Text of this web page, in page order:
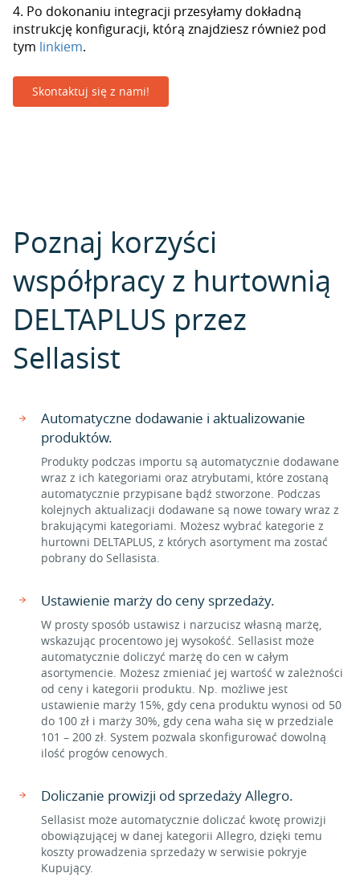
4. Po dokonaniu integracji przesyłamy dokładną
instrukcję konfiguracji, którą znajdziesz również pod
tym linkiem.
Skontaktuj się z nami!
Poznaj korzyści
współpracy z hurtownią
DELTAPLUS przez
Sellasist
Automatyczne dodawanie i aktualizowanie
produktów.
Produkty podczas importu są automatycznie dodawane
wraz z ich kategoriami oraz atrybutami, które zostaną
automatycznie przypisane bądź stworzone. Podczas
kolejnych aktualizacji dodawane są nowe towary wraz z
brakującymi kategoriami. Możesz wybrać kategorie z
hurtowni DELTAPLUS, z których asortyment ma zostać
pobrany do Sellasista.
Ustawienie marży do ceny sprzedaży.
W prosty sposób ustawisz i narzucisz własną marżę,
wskazując procentowo jej wysokość. Sellasist może
automatycznie doliczyć marżę do cen w całym
asortymencie. Możesz zmieniać jej wartość w zależności
od ceny i kategorii produktu. Np. możliwe jest
ustawienie marży 15%, gdy cena produktu wynosi od 50
do 100 zł i marży 30%, gdy cena waha się w przedziale
101 – 200 zł. System pozwala skonfigurować dowolną
ilość progów cenowych.
Doliczanie prowizji od sprzedaży Allegro.
Sellasist może automatycznie doliczać kwotę prowizji
obowiązującej w danej kategorii Allegro, dzięki temu
koszty prowadzenia sprzedaży w serwisie pokryje
Kupujący.